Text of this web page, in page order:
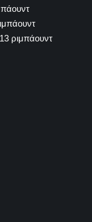
ριμπάουντ